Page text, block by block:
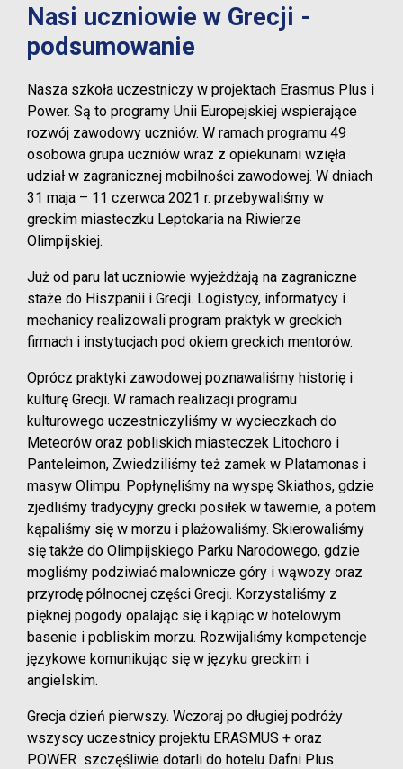
Nasi uczniowie w Grecji -
podsumowanie
Nasza szkoła uczestniczy w projektach Erasmus Plus i
Power. Są to programy Unii Europejskiej wspierające
rozwój zawodowy uczniów. W ramach programu 49
osobowa grupa uczniów wraz z opiekunami wzięła
udział w zagranicznej mobilności zawodowej. W dniach
31 maja – 11 czerwca 2021 r. przebywaliśmy w
greckim miasteczku Leptokaria na Riwierze
Olimpijskiej.
Już od paru lat uczniowie wyjeżdżają na zagraniczne
staże do Hiszpanii i Grecji. Logistycy, informatycy i
mechanicy realizowali program praktyk w greckich
firmach i instytucjach pod okiem greckich mentorów.
Oprócz praktyki zawodowej poznawaliśmy historię i
kulturę Grecji. W ramach realizacji programu
kulturowego uczestniczyliśmy w wycieczkach do
Meteorów oraz pobliskich miasteczek Litochoro i
Panteleimon, Zwiedziliśmy też zamek w Platamonas i
masyw Olimpu. Popłynęliśmy na wyspę Skiathos, gdzie
zjedliśmy tradycyjny grecki posiłek w tawernie, a potem
kąpaliśmy się w morzu i plażowaliśmy. Skierowaliśmy
się także do Olimpijskiego Parku Narodowego, gdzie
mogliśmy podziwiać malownicze góry i wąwozy oraz
przyrodę północnej części Grecji. Korzystaliśmy z
pięknej pogody opalając się i kąpiąc w hotelowym
basenie i pobliskim morzu. Rozwijaliśmy kompetencje
językowe komunikując się w języku greckim i
angielskim.
Grecja dzień pierwszy. Wczoraj po długiej podróży
wszyscy uczestnicy projektu ERASMUS + oraz
POWER szczęśliwie dotarli do hotelu Dafni Plus